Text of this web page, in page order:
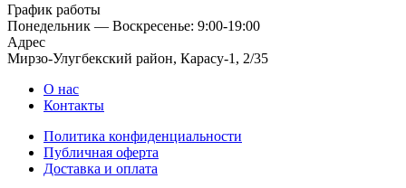
График работы
Понедельник — Воскресенье: 9:00-19:00
Адрес
Мирзо-Улугбекский район, Карасу-1, 2/35
О нас
Контакты
Политика конфиденциальности
Публичная оферта
Доставка и оплата